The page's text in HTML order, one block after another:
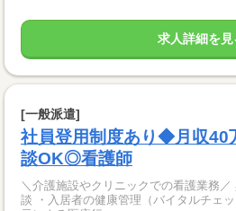
求人詳細を見
[一般派遣]
社員登用制度あり◆月収40
談OK◎看護師
＼介護施設やクリニックでの看護業務／ 具体的には・・・ ・健康相
談 ・入居者の健康管理（バイタルチェ